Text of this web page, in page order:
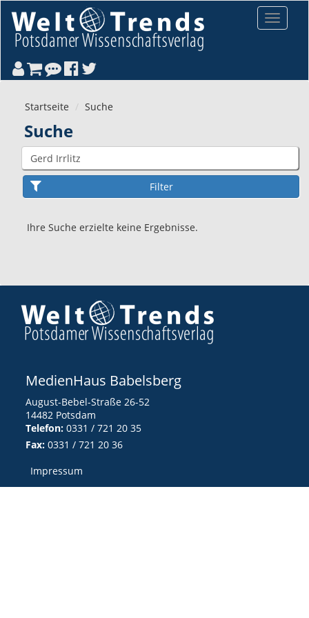
Toggle
Startseite Suche
Suche
Ihre Suche erzielte keine Ergebnisse.
MedienHaus Babelsberg
August-Bebel-Straße 26-52
14482 Potsdam
Telefon: 0331 / 721 20 35
Fax: 0331 / 721 20 36
Impressum